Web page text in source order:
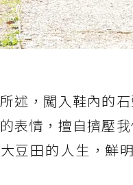
述，闖入鞋內的
表情，擅自擠壓
豆田的人生，鮮